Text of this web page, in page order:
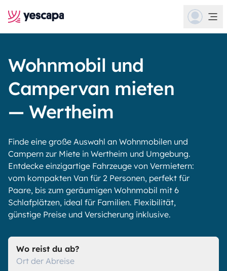
Wohnmobil und
Campervan mieten
— Wertheim
Finde eine große Auswahl an Wohnmobilen und
Campern zur Miete in Wertheim und Umgebung.
Entdecke einzigartige Fahrzeuge von Vermietern:
vom kompakten Van für 2 Personen, perfekt für
Paare, bis zum geräumigen Wohnmobil mit 6
Schlafplätzen, ideal für Familien. Flexibilität,
günstige Preise und Versicherung inklusive.
Wo reist du ab?
Ort der Abreise